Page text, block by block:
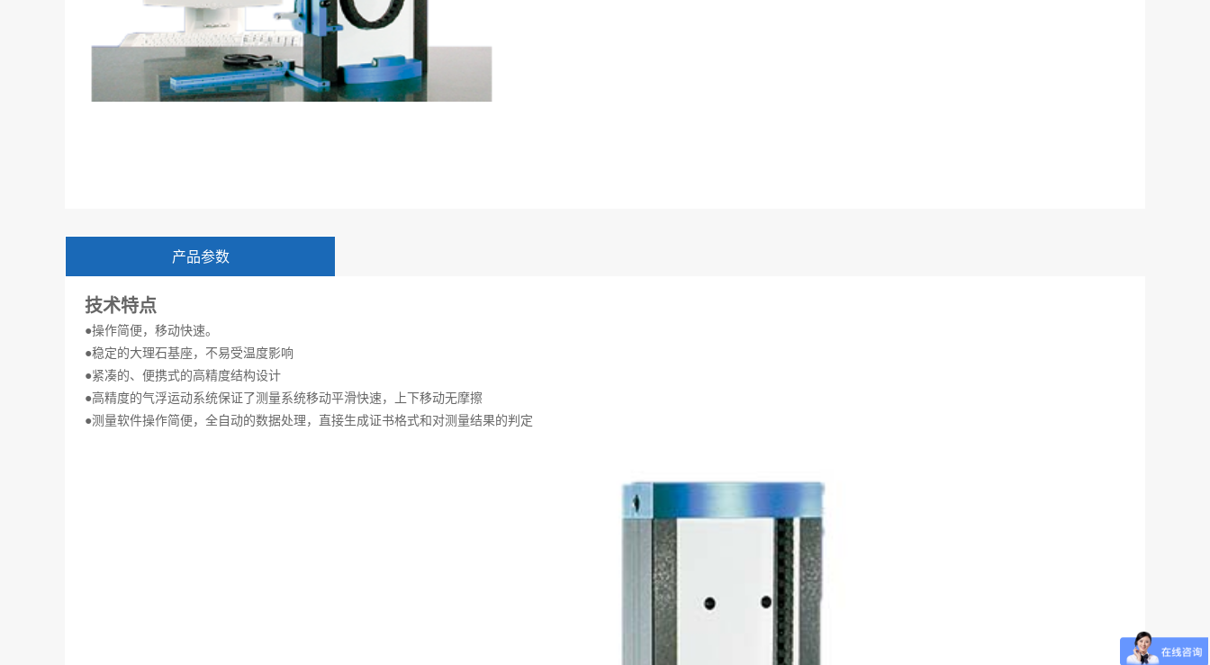
产品参数
技术特点
●操作简便，移动快速。
●稳定的大理石基座，不易受温度影响
●紧凑的、便携式的高精度结构设计
●高精度的气浮运动系统保证了测量系统移动平滑快速，上下移动无摩擦
●测量软件操作简便，全自动的数据处理，直接生成证书格式和对测量结果的判定